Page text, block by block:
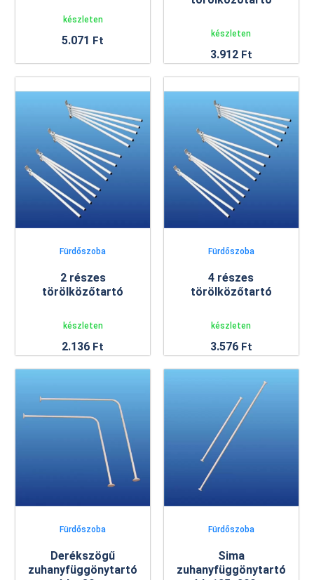
készleten
5.071 Ft
készleten
3.912 Ft
Fürdőszoba
2 részes
törölközőtartó
készleten
2.136 Ft
Fürdőszoba
4 részes
törölközőtartó
készleten
3.576 Ft
Fürdőszoba
Derékszögű
zuhanyfüggönytartó
Fürdőszoba
Sima
zuhanyfüggönytartó